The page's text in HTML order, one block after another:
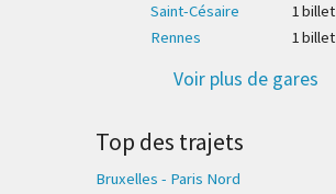
Saint-Césaire
1 billet
Rennes
1 billet
Voir plus de gares
Top des trajets
Bruxelles - Paris Nord